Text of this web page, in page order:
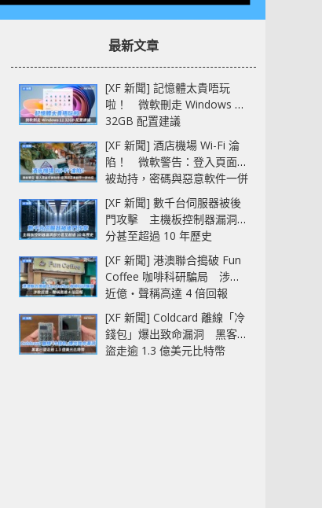
最新文章
[XF 新聞] 記憶體太貴唔玩
啦！ 微軟刪走 Windows 11
32GB 配置建議
[XF 新聞] 酒店機場 Wi-Fi 淪
陷！ 微軟警告：登入頁面可
被劫持，密碼與惡意軟件一併
中招
[XF 新聞] 數千台伺服器被後
門攻擊 主機板控制器漏洞部
分甚至超過 10 年歷史
[XF 新聞] 港澳聯合搗破 Fun
Coffee 咖啡科研騙局 涉款
近億‧聲稱高達 4 倍回報
[XF 新聞] Coldcard 離線「冷
錢包」爆出致命漏洞 黑客已
盜走逾 1.3 億美元比特幣